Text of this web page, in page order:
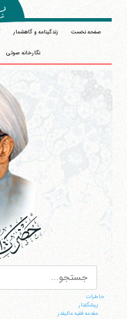
صفحه نخست زندگینامه و گاهشمار
نگارخانه صوتی
خاطرات
پيشگفتار
مقدمه فقيه عاليقدر